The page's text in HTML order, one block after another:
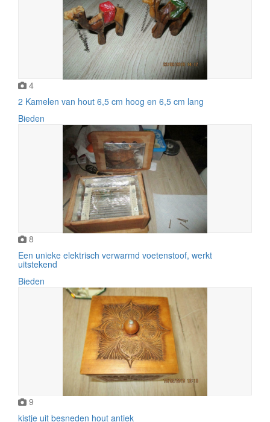
4
2 Kamelen van hout 6,5 cm hoog en 6,5 cm lang
Bieden
8
Een unieke elektrisch verwarmd voetenstoof, werkt
uitstekend
Bieden
9
kistje uit besneden hout antiek